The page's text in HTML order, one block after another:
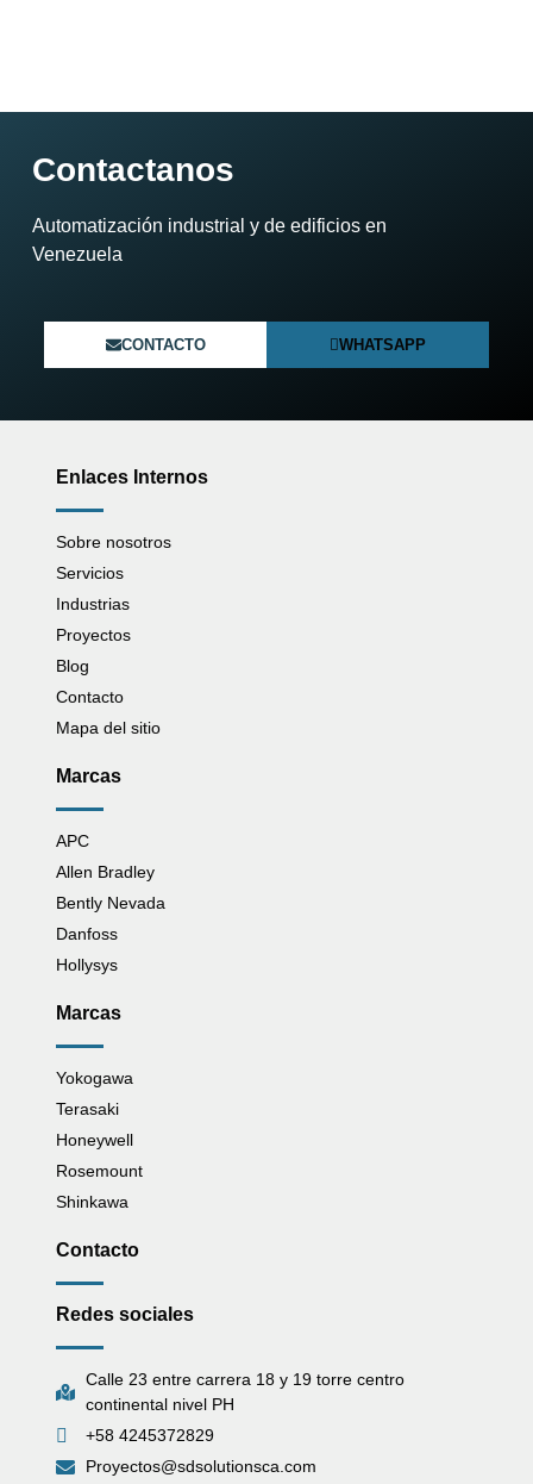
Contactanos
Automatización industrial y de edificios en
Venezuela​
CONTACTO WHATSAPP
Enlaces Internos
Sobre nosotros
Servicios
Industrias
Proyectos
Blog
Contacto
Mapa del sitio
Marcas
APC
Allen Bradley
Bently Nevada
Danfoss
Hollysys
Marcas
Yokogawa
Terasaki
Honeywell
Rosemount
Shinkawa
Contacto
Redes sociales
Calle 23 entre carrera 18 y 19 torre centro
continental nivel PH
+58 4245372829
Proyectos@sdsolutionsca.com